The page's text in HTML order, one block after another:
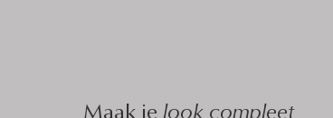
Maak je look compleet